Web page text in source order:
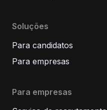
Soluções
Para candidatos
Para empresas
Para empresas